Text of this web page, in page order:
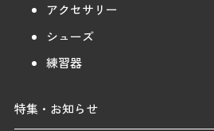
アクセサリー
シューズ
練習器
特集・お知らせ